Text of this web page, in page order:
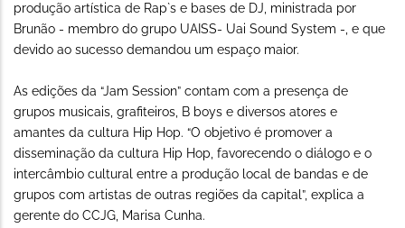
produção artística de Rap`s e bases de DJ, ministrada por
Brunão - membro do grupo UAISS- Uai Sound System -, e que
devido ao sucesso demandou um espaço maior.
As edições da “Jam Session” contam com a presença de
grupos musicais, grafiteiros, B boys e diversos atores e
amantes da cultura Hip Hop. “O objetivo é promover a
disseminação da cultura Hip Hop, favorecendo o diálogo e o
intercâmbio cultural entre a produção local de bandas e de
grupos com artistas de outras regiões da capital”, explica a
gerente do CCJG, Marisa Cunha.